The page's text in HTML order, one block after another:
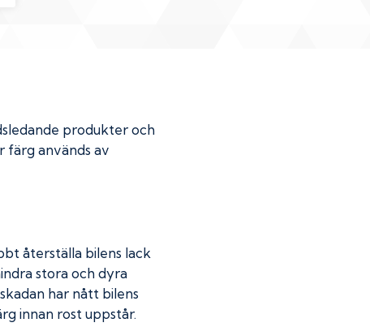
produkter och
färg används av
återställa bilens lack
stora och dyra
har nått bilens
innan rost uppstår.